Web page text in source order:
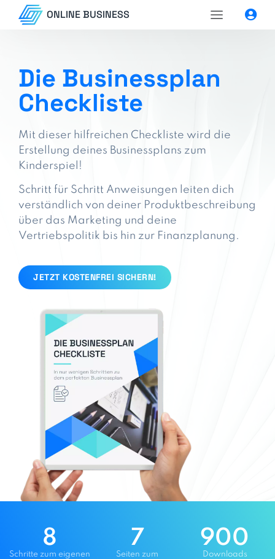
ONLINE BUSINESS
Die Businessplan
Checkliste
Mit dieser hilfreichen Checkliste wird die
Erstellung deines Businessplans zum
Kinderspiel!
Schritt für Schritt Anweisungen leiten dich
verständlich von deiner Produktbeschreibung
über das Marketing und deine
Vertriebspolitik bis hin zur Finanzplanung.
JETZT KOSTENFREI SICHERN!
8
Schritte zum eigenen
7
Seiten zum
900
Downloads